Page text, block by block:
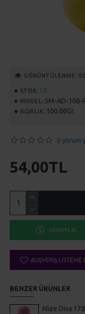
STOK: 10
MODEL: SM-AD-106-
AĞIRLIK: 100.00Gr.
GÖRÜNTÜLENME:
0 yorum
54,00TL
HEMEN AL
ALIŞVERIŞ LISTEME
BENZER ÜRÜNLER